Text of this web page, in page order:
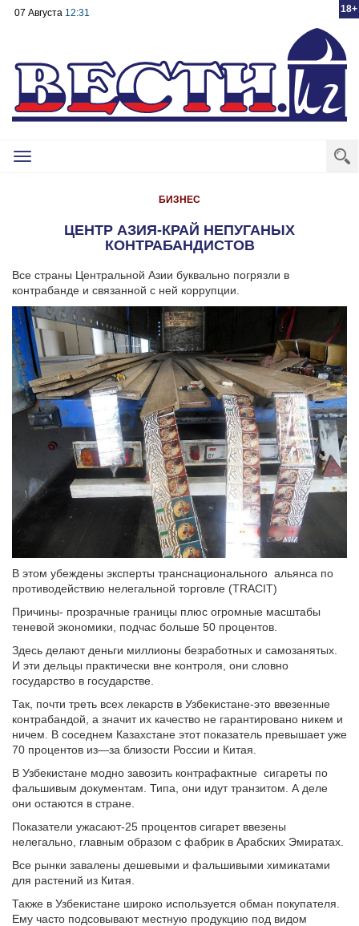
18+
07 Августа 12:31
Toggle
БИЗНЕС
ЦЕНТР АЗИЯ-КРАЙ НЕПУГАНЫХ
КОНТРАБАНДИСТОВ
Все страны Центральной Азии буквально погрязли в
контрабанде и связанной с ней коррупции.
В этом убеждены эксперты транснационального альянса по
противодействию нелегальной торговле (TRACIT)
Причины- прозрачные границы плюс огромные масштабы
теневой экономики, подчас больше 50 процентов.
Здесь делают деньги миллионы безработных и самозанятых.
И эти дельцы практически вне контроля, они словно
государство в государстве.
Так, почти треть всех лекарств в Узбекистане-это ввезенные
контрабандой, а значит их качество не гарантировано никем и
ничем. В соседнем Казахстане этот показатель превышает уже
70 процентов из—за близости России и Китая.
В Узбекистане модно завозить контрафактные сигареты по
фальшивым документам. Типа, они идут транзитом. А деле
они остаются в стране.
Показатели ужасают-25 процентов сигарет ввезены
нелегально, главным образом с фабрик в Арабских Эмиратах.
Все рынки завалены дешевыми и фальшивыми химикатами
для растений из Китая.
Также в Узбекистане широко используется обман покупателя.
Ему часто подсовывают местную продукцию под видом